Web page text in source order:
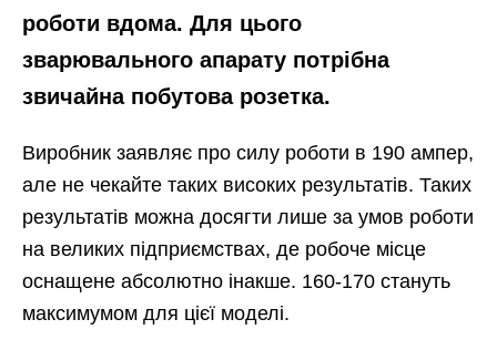
роботи вдома. Для цього
зварювального апарату потрібна
звичайна побутова розетка.
Виробник заявляє про силу роботи в 190 ампер,
але не чекайте таких високих результатів. Таких
результатів можна досягти лише за умов роботи
на великих підприємствах, де робоче місце
оснащене абсолютно інакше. 160-170 стануть
максимумом для цієї моделі.